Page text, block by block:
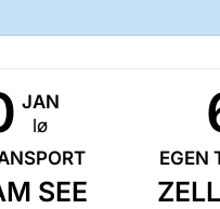
JAN
lø
SEE
EGEN